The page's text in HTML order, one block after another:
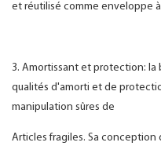
et réutilisé comme enveloppe
3. Amortissant et protection:
qualités d'amorti et de
manipulation sûres de
Articles fragiles. Sa conception